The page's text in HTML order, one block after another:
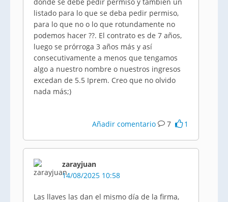
listado para lo que se deba pedir permiso,
para lo que no o lo que rotundamente no
podemos hacer ??. El contrato es de 7 años,
luego se prórroga 3 años más y así
consecutivamente a menos que tengamos
algo a nuestro nombre o nuestros ingresos
excedan de 5.5 Iprem. Creo que no olvido
nada más;)
Añadir comentario 7 1
zarayjuan
14/08/2025 10:58
Las llaves las dan el mismo día de la firma,